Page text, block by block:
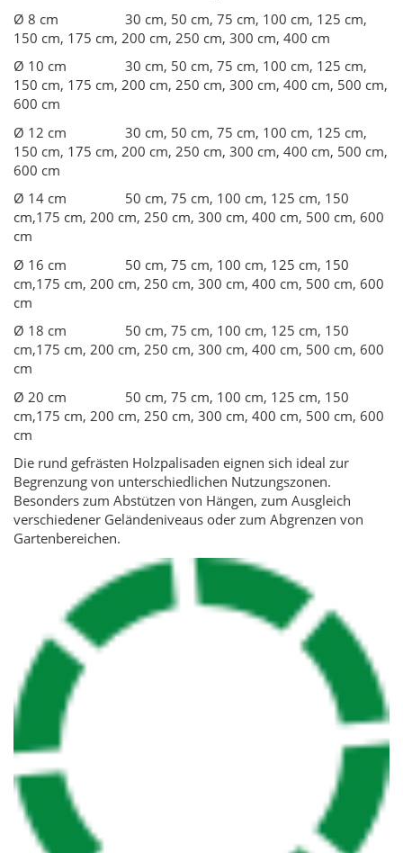
Ø 8 cm
30 cm, 50 cm, 75 cm, 100 cm, 125 cm,
150 cm, 175 cm, 200 cm, 250 cm, 300 cm, 400 cm
Ø 10 cm
30 cm, 50 cm, 75 cm, 100 cm, 125 cm,
150 cm, 175 cm, 200 cm, 250 cm, 300 cm, 400 cm, 500 cm,
600 cm
Ø 12 cm
30 cm, 50 cm, 75 cm, 100 cm, 125 cm,
150 cm, 175 cm, 200 cm, 250 cm, 300 cm, 400 cm, 500 cm,
600 cm
Ø 14 cm
50 cm, 75 cm, 100 cm, 125 cm, 150
cm,175 cm, 200 cm, 250 cm, 300 cm, 400 cm, 500 cm, 600
cm
Ø 16 cm
50 cm, 75 cm, 100 cm, 125 cm, 150
cm,175 cm, 200 cm, 250 cm, 300 cm, 400 cm, 500 cm, 600
cm
Ø 18 cm
50 cm, 75 cm, 100 cm, 125 cm, 150
cm,175 cm, 200 cm, 250 cm, 300 cm, 400 cm, 500 cm, 600
cm
Ø 20 cm
50 cm, 75 cm, 100 cm, 125 cm, 150
cm,175 cm, 200 cm, 250 cm, 300 cm, 400 cm, 500 cm, 600
cm
Die rund gefrästen Holzpalisaden eignen sich ideal zur
Begrenzung von unterschiedlichen Nutzungszonen.
Besonders zum Abstützen von Hängen, zum Ausgleich
verschiedener Geländeniveaus oder zum Abgrenzen von
Gartenbereichen.